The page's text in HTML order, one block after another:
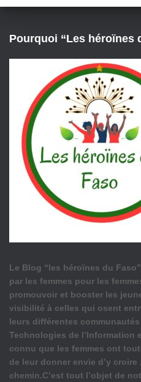
Pourquoi “Les héroïnes
Le Blog “les héroïnes du
par les femmes pour les
promouvoir et booster les
visibilité à celles qui osent
leurs différentes
Technologies de l’Information
connu que les femmes ont
de leur donner envie d’y
chemin.C’est tout l’objet de